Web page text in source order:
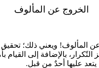
الخروج عن المألوف
عن المألوف! ويعني ذلك؛
بالإضافة إلى القيام
يتعد عليها أحدٌ من قبل.